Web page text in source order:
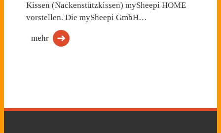
Kissen (Nackenstützkissen) mySheepi HOME
vorstellen. Die mySheepi GmbH…
mehr